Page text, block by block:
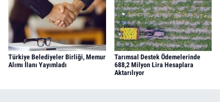
Türkiye Belediyeler Birliği, Memur
Alımı İlanı Yayımladı
Tarımsal Destek Ödemelerinde
688,2 Milyon Lira Hesaplara
Aktarılıyor